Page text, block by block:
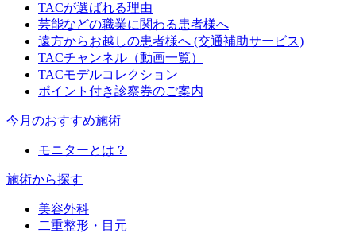
TACが選ばれる理由
芸能などの職業に関わる患者様へ
遠方からお越しの患者様へ (交通補助サービス)
TACチャンネル（動画一覧）
TACモデルコレクション
ポイント付き診察券のご案内
今月のおすすめ施術
モニターとは？
施術から探す
美容外科
二重整形・目元